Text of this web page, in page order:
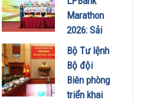
Hơn” lần
thứ 5 để
khuyến
khích mọi
người trở
thành
phiên bản
Tạp chí
Doanh
Đầu tư
01/08/2026
Marathon
2026: Sải
bước qua
miền Di
sản, lan
tỏa giá trị
Bộ Tư lệnh
Bộ đội
Biên phòng
triển khai